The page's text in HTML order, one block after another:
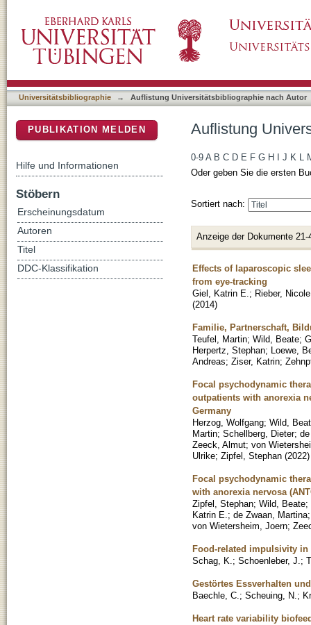
Universitätsbibliographie → Auflistung Universitätsbibliographie nach Autor
Auflistung
0-9 A B C D E F G H J K L
Oder geben Sie die ersten
Sortiert nach:
Anzeige der Dokumente 21-
Effects of laparoscopic
from eye-tracking
Giel, Katrin E. ; Rieber, Nicole
(2014)
Familie, Partnerschaft,
Teufel, Martin; Wild, Beate;
Herpertz, Stephan; Loewe,
Andreas; Ziser, Katrin;
Focal psychodynamic
outpatients with anorexia
Germany
Herzog, Wolfgang; Wild,
Martin; Schellberg, Dieter;
Zeeck, Almut; von
Ulrike; Zipfel, Stephan (2022)
Focal psychodynamic
with anorexia nervosa
Zipfel, Stephan; Wild, Beate;
Katrin E. ; de Zwaan, Martina
von Wietersheim, Joern;
Food-related impulsivity in
Schag, K. ; Schoenleber, J. ;
Gestörtes Essverhalten
Baechle, C. ; Scheuing, N. ;
Heart rate variability
PUBLIKATION MELDEN
Hilfe und Informationen
Stöbern
Erscheinungsdatum
Autoren
Titel
DDC-Klassifikation